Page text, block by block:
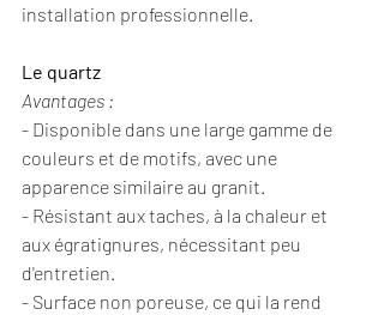
installation professionnelle.
Le quartz
Avantages :
- Disponible dans une large gamme de
couleurs et de motifs, avec une
apparence similaire au granit.
- Résistant aux taches, à la chaleur et
aux égratignures, nécessitant peu
d'entretien.
- Surface non poreuse, ce qui la rend